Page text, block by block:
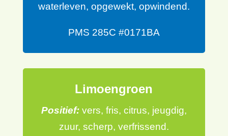
waterleven, opgewekt, opwindend.
PMS 285C #0171BA
Limoengroen
Positief:vers, fris, citrus, jeugdig,
zuur, scherp, verfrissend.